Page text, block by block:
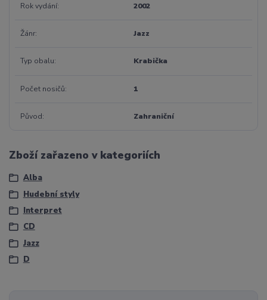
Rok vydání 2002
Žánr Jazz
Typ obalu Krabička
Počet nosičů 1
Původ Zahraniční
Zboží zařazeno v kategoriích
Alba
Hudební styly
Interpret
CD
Jazz
D